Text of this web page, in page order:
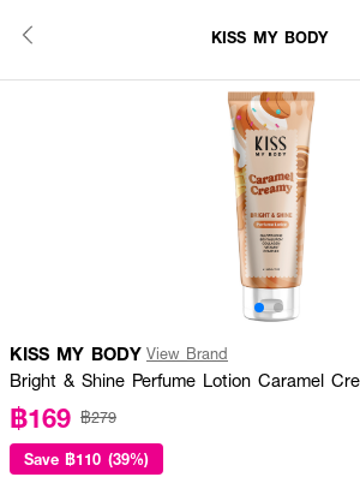
KISS MY BODY
KISS MY BODY View Brand
Bright & Shine Perfume Lotion Caramel
฿169 ฿279
Save ฿110 (39%)